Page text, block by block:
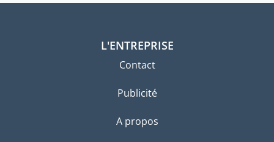
L'ENTREPRISE
Contact
Publicité
A propos